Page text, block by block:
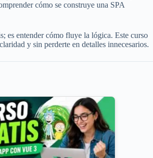
cómo se construye una SPA
es entender cómo fluye la lógica. Este curso
y sin perderte en detalles innecesarios.